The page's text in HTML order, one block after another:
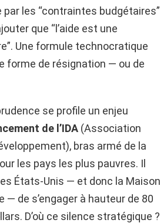
par les “contraintes budgétaires”
que “l’aide est une
Une formule technocratique
forme de résignation — ou de
se profile un enjeu
de l’IDA (Association
bras armé de la
les pays les plus pauvres. Il
États-Unis — et donc la Maison
— de s’engager à hauteur de 80
D’où ce silence stratégique ?